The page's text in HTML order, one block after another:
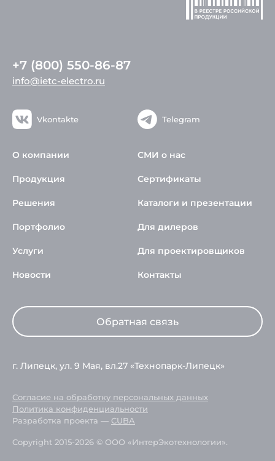
+7 (800) 550-86-87
info@ietc-electro.ru
Vkontakte Telegram
О компании
Продукция
Решения
Портфолио
Услуги
Новости
СМИ о нас
Сертификаты
Каталоги и презентации
Для дилеров
Для проектировщиков
Контакты
Обратная связь
г. Липецк, ул. 9 Мая, вл.27 «Технопарк-Липецк»
Согласие на обработку персональных данных
Политика конфиденциальности
Разработка проекта — CUBA
Copyright 2015-2026 © ООО «ИнтерЭкотехнологии».